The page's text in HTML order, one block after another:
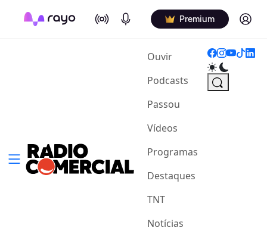
On Air Podcasts Premium Log in
Ouvir(current)
Podcasts
Passou
Vídeos
Programas
Destaques
TNT
Notícias